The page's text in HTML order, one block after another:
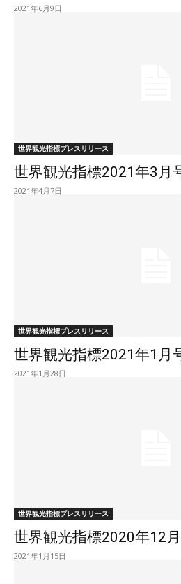
2021年6月9日
世界観光指標プレスリリース
世界観光指標2021年3月
2021年4月7日
世界観光指標プレスリリース
世界観光指標2021年1月
2021年1月28日
世界観光指標プレスリリース
世界観光指標2020年12
2021年1月15日